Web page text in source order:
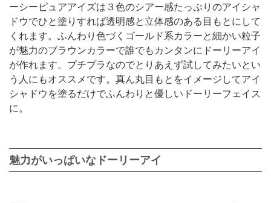
ーシーピュアアイズは３色のシアー感たっぷりのアイシャ
ドウでひと塗りすれば透明感と立体感のある目もとにして
くれます。ふんわり色づくゴールド系カラーと細かい粒子
が魅力のブラウンカラーで誰でもカンタンにドーリーアイ
が作れます。プチプラなのでとりあえず試してみたいとい
う人にもオススメです。真ん丸目もとをイメージしてアイ
シャドウを塗るだけでふんわりと優しいドーリーフェイス
に。
魅力がいっぱいなドーリーアイ